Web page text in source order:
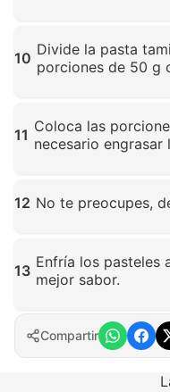
10 Divide la pasta
porciones de 50 g
11 Coloca las
necesario engrasar
12 No te preocupes,
13 Enfría los pasteles
mejor sabor.
Haz clic para ampliar
Compartir